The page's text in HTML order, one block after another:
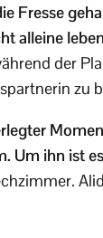
Fresse
alleine
der
zu
Um ihn ist